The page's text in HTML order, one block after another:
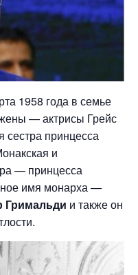
1958 года в семье
— актрисы Грейс
сестра принцесса
и
— принцесса
имя монарха —
Гримальди и также он